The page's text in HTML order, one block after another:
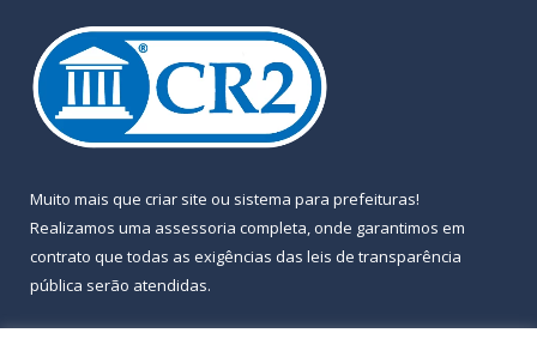
Muito mais que criar site ou sistema para prefeituras!
Realizamos uma assessoria completa, onde garantimos em
contrato que todas as exigências das leis de transparência
pública serão atendidas.